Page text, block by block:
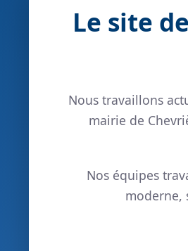
Le site
Nous travaillons
mairie de
Nos équipes
moderne,